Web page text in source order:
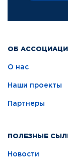
ОБ
О нас
Наши проекты
Партнеры
ПОЛЕЗНЫЕ
Новости